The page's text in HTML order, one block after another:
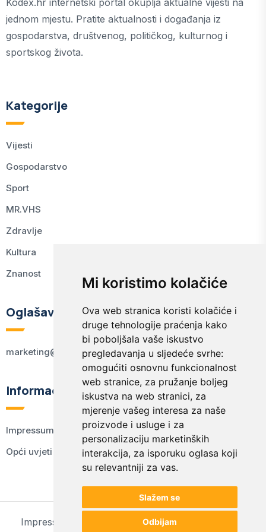
Mi koristimo kolačiće
Ova web stranica koristi kolačiće i
druge tehnologije praćenja kako
bi poboljšala vaše iskustvo
pregledavanja u sljedeće svrhe:
omogućiti osnovnu funkcionalnost
web stranice, za pružanje boljeg
iskustva na web stranici, za
mjerenje vašeg interesa za naše
proizvode i usluge i za
personalizaciju marketinških
interakcija, za isporuku oglasa koji
su relevantniji za vas.
Slažem se
Odbijam
Kodex.hr internetski portal okuplja aktualne vijesti na
jednom mjestu. Pratite aktualnosti i događanja iz
gospodarstva, društvenog, političkog, kulturnog i
sportskog života.
Kategorije
Vijesti
Gospodarstvo
Sport
MR.VHS
Zdravlje
Kultura
Znanost
Oglašavanje
marketing@kodex.hr
Informacije
Impressum
Opći uvjeti korištenja
Impressum Opći uvjeti korištenjaPostavke kolačića